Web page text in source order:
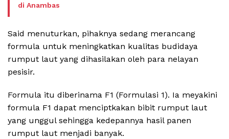
di Anambas
Said menuturkan, pihaknya sedang merancang
formula untuk meningkatkan kualitas budidaya
rumput laut yang dihasilakan oleh para nelayan
pesisir.
Formula itu diberinama F1 (Formulasi 1). Ia meyakini
formula F1 dapat menciptkakan bibit rumput laut
yang unggul sehingga kedepannya hasil panen
rumput laut menjadi banyak.